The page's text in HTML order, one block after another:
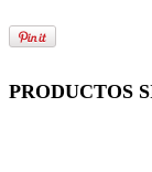
PRODUCTOS